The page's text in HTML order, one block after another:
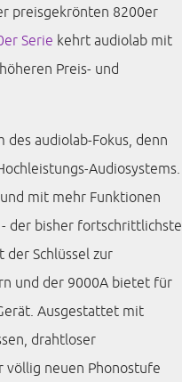
preisgekrönten 8200er
Serie kehrt audiolab mit
Preis- und
audiolab-Fokus, denn
Audiosystems.
mit mehr Funktionen
der bisher fortschrittlichste
Schlüssel zur
und der 9000A bietet für
Ausgestattet mit
drahtloser
neuen Phonostufe